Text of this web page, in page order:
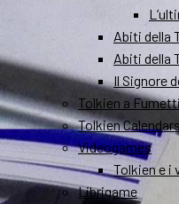
Abiti della
Abiti della
Il Signore
Tolkien a
Tolkien Calendars
Videogames
Tolkien e i
Librigame